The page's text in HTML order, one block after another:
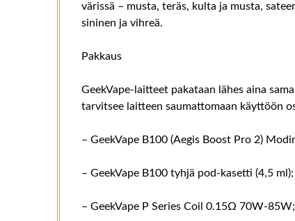
värissä – musta, teräs, kulta ja musta,
sininen ja vihreä.
Pakkaus
GeekVape-laitteet pakataan lähes aina
tarvitsee laitteen saumattomaan käyttöön
– GeekVape B100 (Aegis Boost Pro 2)
– GeekVape B100 tyhjä pod-kasetti (4,5 ml);
– GeekVape P Series Coil 0.15Ω 70W-85W;